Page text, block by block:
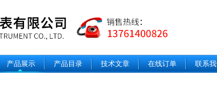
产品展示 产品目录 技术文章 在线订单 联系